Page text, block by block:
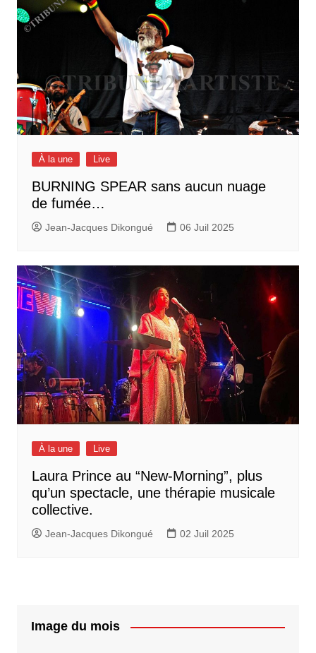
À la une Live
BURNING SPEAR sans aucun nuage
de fumée…
Jean-Jacques Dikongué 06 Juil 2025
À la une Live
Laura Prince au “New-Morning”, plus
qu’un spectacle, une thérapie musicale
collective.
Jean-Jacques Dikongué 02 Juil 2025
Image du mois